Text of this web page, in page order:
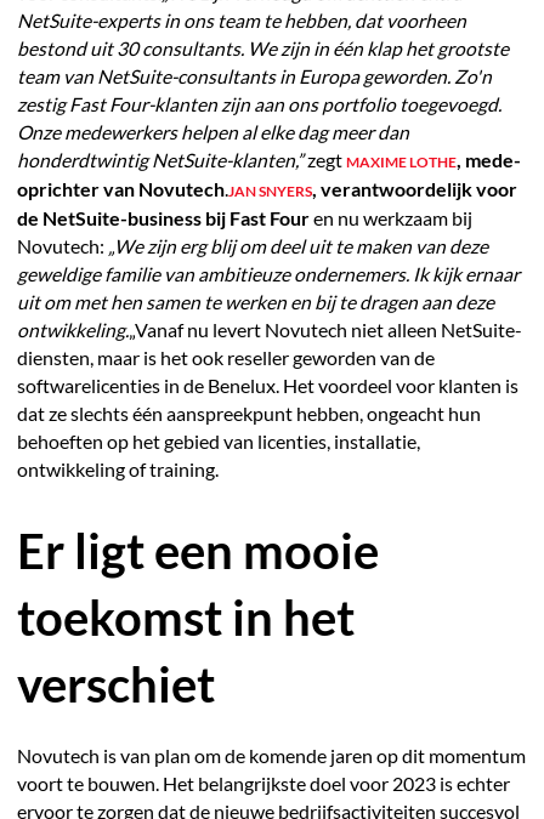
NetSuite-experts in ons team te hebben, dat voorheen
bestond uit 30 consultants. We zijn in één klap het grootste
team van NetSuite-consultants in Europa geworden. Zo'n
zestig Fast Four-klanten zijn aan ons portfolio toegevoegd.
Onze medewerkers helpen al elke dag meer dan
honderdtwintig NetSuite-klanten,”zegt MAXIME LOTHE, mede-
oprichter van Novutech.JAN SNYERS, verantwoordelijk voor
de NetSuite-business bij Fast Fouren nu werkzaam bij
Novutech: „We zijn erg blij om deel uit te maken van deze
geweldige familie van ambitieuze ondernemers. Ik kijk ernaar
uit om met hen samen te werken en bij te dragen aan deze
ontwikkeling.„Vanaf nu levert Novutech niet alleen NetSuite-
diensten, maar is het ook reseller geworden van de
softwarelicenties in de Benelux. Het voordeel voor klanten is
dat ze slechts één aanspreekpunt hebben, ongeacht hun
behoeften op het gebied van licenties, installatie,
ontwikkeling of training.
Er ligt een mooie
toekomst in het
verschiet
Novutech is van plan om de komende jaren op dit momentum
voort te bouwen. Het belangrijkste doel voor 2023 is echter
ervoor te zorgen dat de nieuwe bedrijfsactiviteiten succesvol